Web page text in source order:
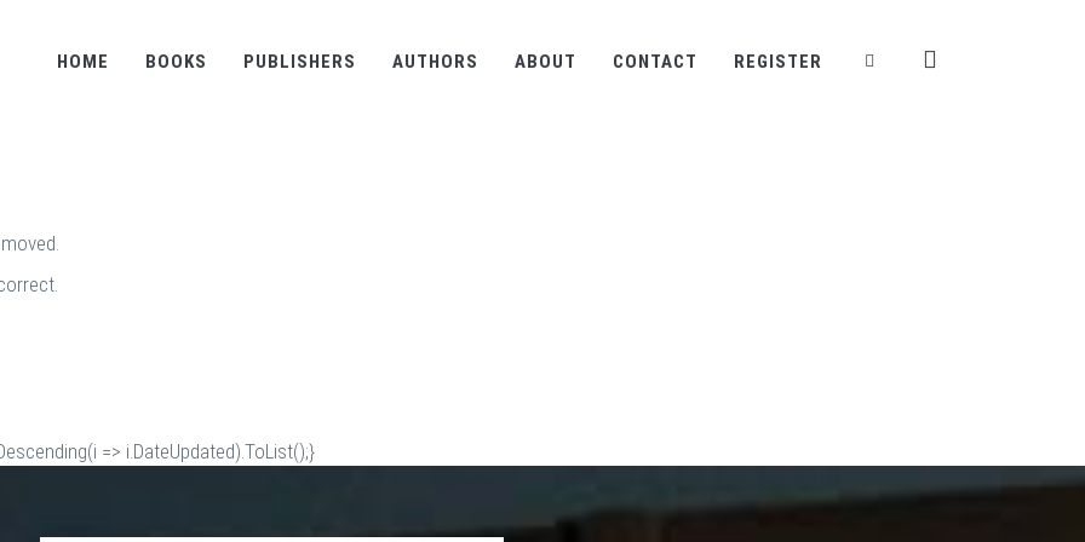
HOME BOOKS PUBLISHERS AUTHORS ABOUT CONTACT REGISTER
=> i.DateUpdated).ToList();}